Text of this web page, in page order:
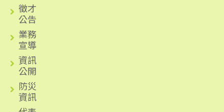
徵才
公告
業務
宣導
資訊
公開
防災
資訊